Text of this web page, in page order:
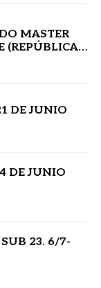
MASTER
DE JUNIO
DE JUNIO
23. 6/7-